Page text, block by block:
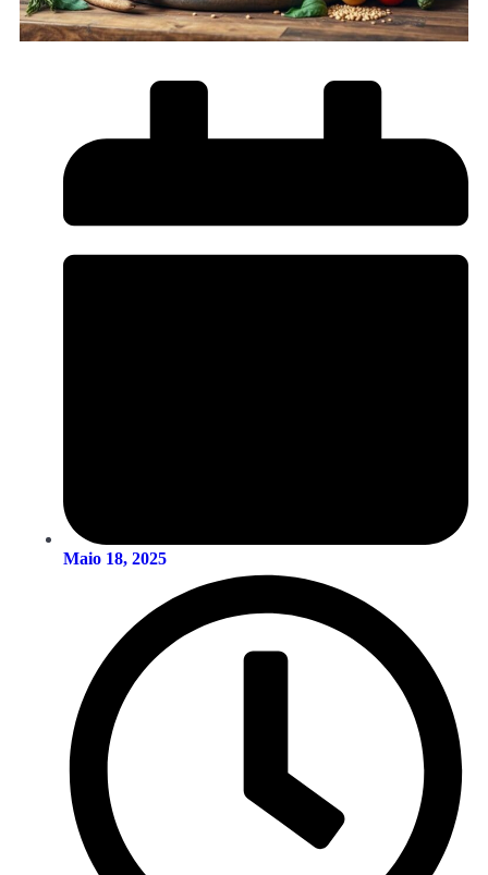
Maio 18, 2025